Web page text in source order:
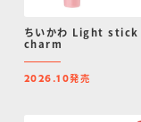
ちいかわ Light stick
charm
2026.10発売